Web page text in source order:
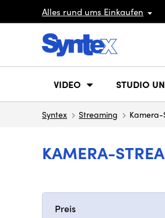
Alles rund ums Einkaufen
VIDEO STUDIO
Syntex Streaming
KAMERA-
Preis